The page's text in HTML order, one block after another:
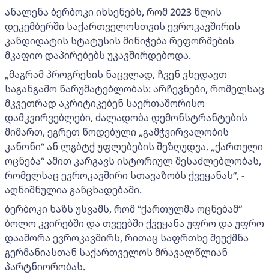
ანალენა ბერბოკი იხსენებს, რომ 2023 წლის
დეკემბერში საქართველოსთვის ევროკავშირის
კანდიდატის სტატუსის მინიჭება რეფორმების
მკაფიო დაპირებებს უკავშირდებოდა.
„მაგრამ პროგრესის ნაცვლად, ჩვენ ვხედავთ
საგანგაშო წარუმატებლობას: არჩევნები, რომელსაც
მკვეთრად აკრიტიკებენ საერთაშორისო
დამკვირვებლები, ძალადობა დემონსტრანტების
მიმართ, ეგრეთ წოდებული „გამჭვირვალობის
კანონი“ ან ლგბტქ უფლებების შეზღუდვა. „ქართული
ოცნება“ ამით კარგავს ისტორიულ შესაძლებლობას,
რომელსაც ევროკავშირი სთავაზობს ქვეყანას“, -
აღნიშნულია განცხადებაში.
ბერბოკი ხაზს უსვამს, რომ “ქართულმა ოცნებამ“
ბოლო კვირებში და თვეებში ქვეყანა უფრო და უფრო
დააშორა ევროკავშირს, რითაც საფრთხე შეუქმნა
გერმანიასთან საქართველოს მრავალწლიან
პარტნიორობას.